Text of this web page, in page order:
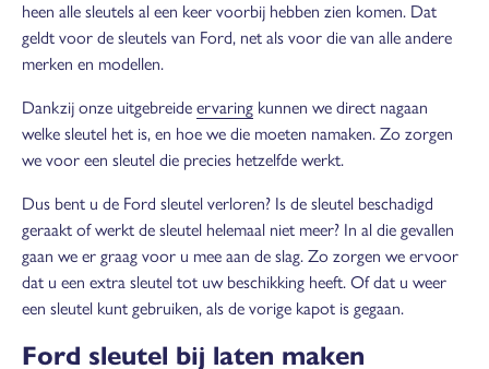
heen alle sleutels al een keer voorbij hebben zien komen. Dat
geldt voor de sleutels van Ford, net als voor die van alle andere
merken en modellen.
Dankzij onze uitgebreide ervaring kunnen we direct nagaan
welke sleutel het is, en hoe we die moeten namaken. Zo zorgen
we voor een sleutel die precies hetzelfde werkt.
Dus bent u de Ford sleutel verloren? Is de sleutel beschadigd
geraakt of werkt de sleutel helemaal niet meer? In al die gevallen
gaan we er graag voor u mee aan de slag. Zo zorgen we ervoor
dat u een extra sleutel tot uw beschikking heeft. Of dat u weer
een sleutel kunt gebruiken, als de vorige kapot is gegaan.
Ford sleutel bij laten maken